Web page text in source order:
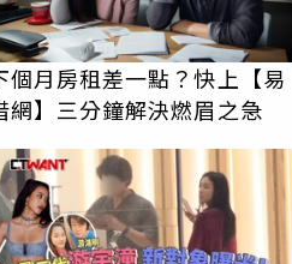
個月房租差一點？快上【易
網】三分鐘解決燃眉之急